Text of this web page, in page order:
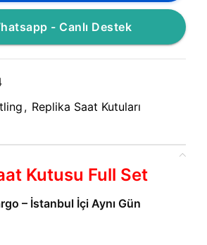
- Canlı Destek
, Replika Saat Kutuları
Kutusu Full Set
– İstanbul İçi Aynı Gün